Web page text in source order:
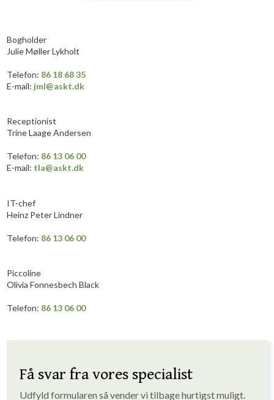
Bogholder
Julie Møller Lykholt
​Telefon: 86 18 68 35
E-mail: jml@askt.dk
​Receptionist
Trine Laage Andersen
​Telefon: 86 13 06 00
E-mail: tla@askt.dk
IT-chef
Heinz Peter Lindner
​​Telefon: 86 13 06 00
Piccoline
Olivia ​Fonnesbech Black
​​​Telefon: 86 13 06 00
Få svar fra vores specialist
Udfyld formularen så vender vi tilbage hurtigst muligt. ​